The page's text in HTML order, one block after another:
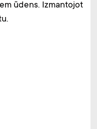
ūdens. Izmantojot